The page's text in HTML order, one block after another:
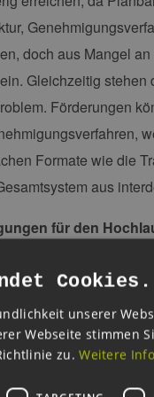
doch aus Mangel
Gleichzeitig stehen
Förderungen
Formate wie die
aus
für den
einige
PPAs und
Cookies.
unserer
Webseite stimmen
zu. Weitere